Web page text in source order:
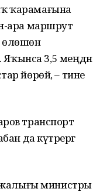
ҡарамағына
ара маршрут
өлөшөн
Яҡынса 3,5 меңдән
йөрөй,– тине
транспорт
да күтәрергә
министры